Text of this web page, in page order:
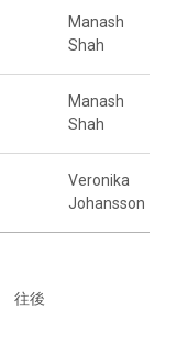
Manash
Shah
Manash
Shah
Veronika
Johansson
往後